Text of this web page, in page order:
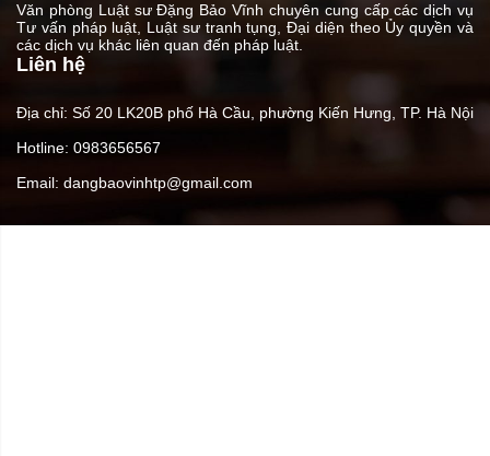
Văn phòng Luật sư Đặng Bảo Vĩnh chuyên cung cấp các dịch vụ
Tư vấn pháp luật, Luật sư tranh tụng, Đại diện theo Ủy quyền và
các dịch vụ khác liên quan đến pháp luật.
Liên hệ
Địa chỉ: Số 20 LK20B phố Hà Cầu, phường Kiến Hưng, TP. Hà Nội
Hotline: 0983656567
Email: dangbaovinhtp@gmail.com